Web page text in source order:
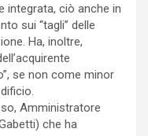
integrata, ciò anche in
sui “tagli” delle
Ha, inoltre,
se non come minor
Amministratore
che ha